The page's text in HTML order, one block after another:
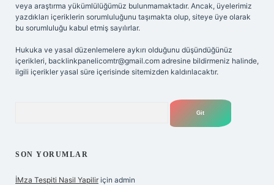
veya araştırma yükümlülüğümüz bulunmamaktadır. Ancak, üyelerimiz
yazdıkları içeriklerin sorumluluğunu taşımakta olup, siteye üye olarak
bu sorumluluğu kabul etmiş sayılırlar.
Hukuka ve yasal düzenlemelere aykırı olduğunu düşündüğünüz
içerikleri, backlinkpanelicomtr@gmail.com adresine bildirmeniz halinde,
ilgili içerikler yasal süre içerisinde sitemizden kaldırılacaktır.
SON YORUMLAR
İMza Tespiti Nasil Yapilir için admin